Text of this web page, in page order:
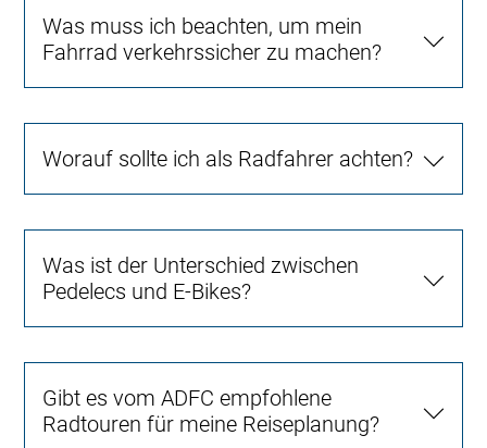
Was muss ich beachten, um mein
Fahrrad verkehrssicher zu machen?
Worauf sollte ich als Radfahrer achten?
Was ist der Unterschied zwischen
Pedelecs und E-Bikes?
Gibt es vom ADFC empfohlene
Radtouren für meine Reiseplanung?